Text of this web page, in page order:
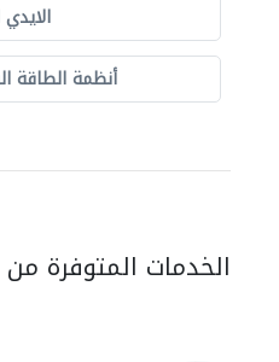
أنظمة الطاقة
الخدمات المتوفرة